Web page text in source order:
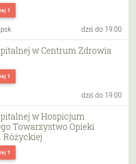
1
dziś do 19:00
1
w Centrum Zdrowia
dziś do 19:00
1
w Hospicjum
Towarzystwo Opieki
Różyckiej